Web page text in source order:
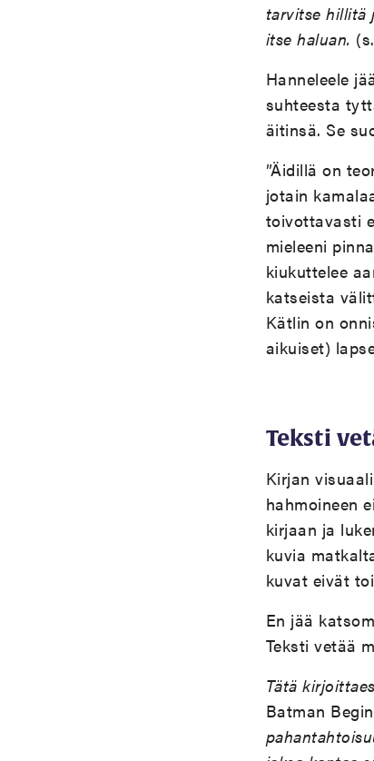
tarvitse hillitä
itse haluan.
Hanneleele
suhteesta
äitinsä. Se
”Äidillä on
jotain
toivottavasti
mieleeni
kiukuttelee
katseista
Kätlin on
aikuiset)
Teksti
Kirjan
hahmoineen
kirjaan ja
kuvia
kuvat eivät
En jää
Teksti vetää
Tätä
Batman